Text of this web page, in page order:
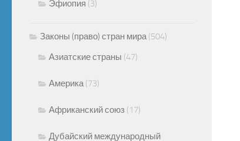
Эфиопия (3)
Законы (право) стран мира (504)
Азиатские страны (47)
Америка (73)
Африканский союз (17)
Дубайский международный